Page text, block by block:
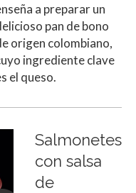
a preparar un
pan de bono
origen colombiano,
ingrediente clave
el queso.
Salmonetes
con salsa
de